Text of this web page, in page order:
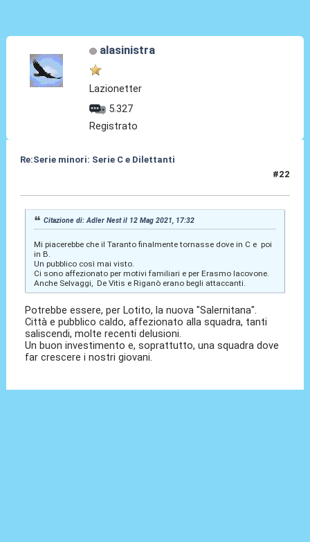
alasinistra
Lazionetter
5.327
Registrato
Re:Serie minori: Serie C e Dilettanti
#22
Citazione di: Adler Nest il 12 Mag 2021, 17:32
Mi piacerebbe che il Taranto finalmente tornasse dove in C e poi
in B.
Un pubblico così mai visto.
Ci sono affezionato per motivi familiari e per Erasmo Iacovone.
Anche Selvaggi, De Vitis e Riganò erano begli attaccanti.
Potrebbe essere, per Lotito, la nuova "Salernitana".
Città e pubblico caldo, affezionato alla squadra, tanti
saliscendi, molte recenti delusioni.
Un buon investimento e, soprattutto, una squadra dove
far crescere i nostri giovani.